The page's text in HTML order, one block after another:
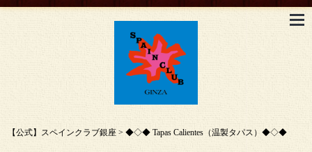
【公式】スペインクラブ銀座 >◆◇◆ Tapas Calientes（温製タパス）◆◇◆